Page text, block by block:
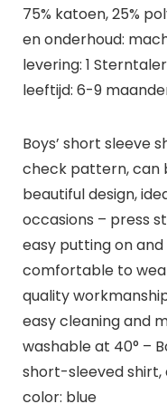
75% katoen, 25%
en onderhoud:
levering: 1
leeftijd: 6-9
Boys’ short sleeve
check pattern, can
beautiful design,
occasions – press
easy putting on
comfortable to
quality
easy cleaning and
washable at 40° –
short-sleeved shirt,
color: blue